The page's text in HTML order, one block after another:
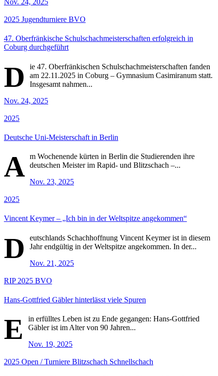
Nov. 24, 2025
2025 Jugendturniere BVO
47. Oberfränkische Schulschachmeisterschaften erfolgreich in
Coburg durchgeführt
D
ie 47. Oberfränkischen Schulschachmeisterschaften fanden
am 22.11.2025 in Coburg – Gymnasium Casimiranum statt.
Insgesamt nahmen...
Nov. 24, 2025
2025
Deutsche Uni-Meisterschaft in Berlin
A m Wochenende kürten in Berlin die Studierenden ihre
deutschen Meister im Rapid- und Blitzschach –...
Nov. 23, 2025
2025
Vincent Keymer – „Ich bin in der Weltspitze angekommen“
D
eutschlands Schachhoffnung Vincent Keymer ist in diesem
Jahr endgültig in der Weltspitze angekommen. In der...
Nov. 21, 2025
RIP 2025 BVO
Hans-Gottfried Gäbler hinterlässt viele Spuren
E
in erfülltes Leben ist zu Ende gegangen: Hans-Gottfried
Gäbler ist im Alter von 90 Jahren...
Nov. 19, 2025
2025 Open / Turniere Blitzschach Schnellschach